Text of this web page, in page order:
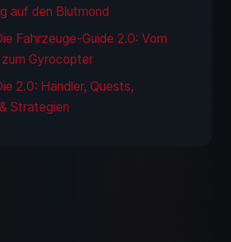
auf den Blutmond
Fahrzeuge-Guide 2.0: Vom
Gyrocopter
2.0: Händler, Quests,
Strategien